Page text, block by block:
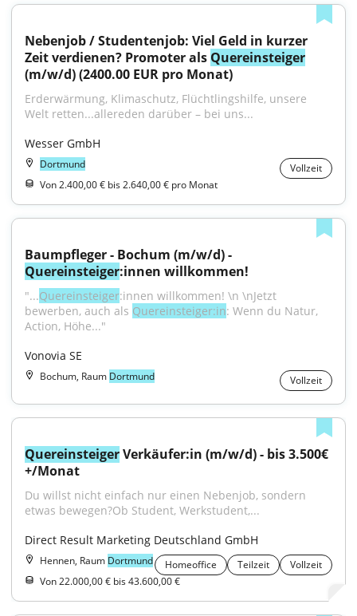
Nebenjob / Studentenjob: Viel Geld in kurzer
Zeit verdienen? Promoter als Quereinsteiger
(m/w/d) (2400.00 EUR pro Monat)
Erderwärmung, Klimaschutz, Flüchtlingshilfe, unsere
Welt retten...allereden darüber – bei uns...
Wesser GmbH
Dortmund
Vollzeit
Von 2.400,00 € bis 2.640,00 € pro Monat
Quereinsteiger:innen willkommen!
"...Quereinsteiger:innen willkommen! \n \nJetzt
bewerben, auch als Quereinsteiger:in: Wenn du Natur,
Action, Höhe..."
Vonovia SE
Bochum, Raum Dortmund Vollzeit
Quereinsteiger Verkäufer:in (m/w/d) - bis 3.500€
+/Monat
Du willst nicht einfach nur einen Nebenjob, sondern
etwas bewegen?Ob Student, Werkstudent,...
Direct Result Marketing Deutschland GmbH
Hennen, Raum Dortmund Homeoffice Teilzeit
Vollzeit
Von 22.000,00 € bis 43.600,00 €